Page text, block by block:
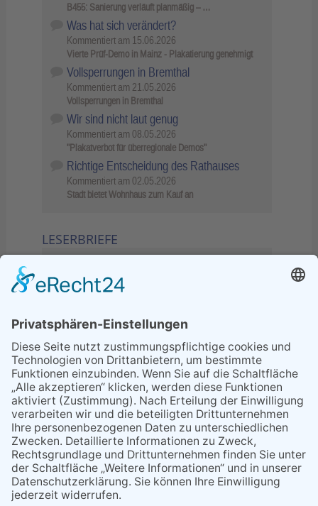
B455: Sanierung verläuft planmäßig – …
Was hat sich verändert?
Kommentiert am 15.06.2026
Vierte Prüf-Demo in Mainz - Plakatierung genehmigt
Vollsperrungen in Bremthal
Kommentiert am 21.05.2026
Vollsperrungen in Bremthal
Wir sind nicht laut genug
Kommentiert am 08.05.2026
"Plakatverbot für überregionale Demos"
Richtige Entscheidung des Rathauses
Kommentiert am 02.05.2026
Stadt bietet Wohnhaus zum Kauf an
LESERBRIEFE
Sperrung B455: Kleiner
Grenzverkehr statt weite Wege
21.04.2026
Wenn Bahn-Computer nicht
miteinander kommunizieren
11.03.2026
"Plakatverbot für überregionale
Demos"
04.02.2026
Gelbe Tonne – Ein kleiner Blick
über den Tellerand
04.02.2026
Plastikersparnis durch Nutzung
von Gelber Tonne statt Säcken